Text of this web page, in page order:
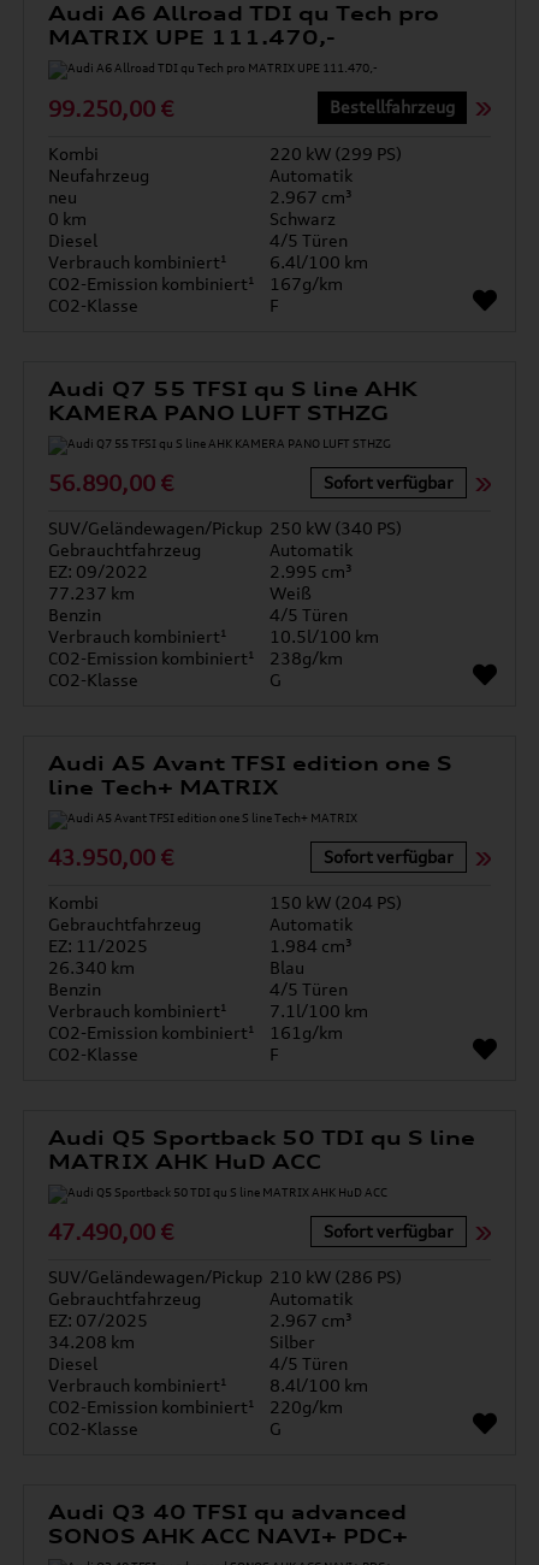
Audi A6 Allroad TDI qu Tech pro
MATRIX UPE 111.470,-
99.250,00 € Bestellfahrzeug
Kombi
220 kW (299 PS)
Neufahrzeug
Automatik
neu
2.967 cm³
0 km
Schwarz
Diesel
4/5 Türen
Verbrauch kombiniert¹
6.4l/100 km
CO2-Emission kombiniert¹
167g/km
CO2-Klasse
F
Audi Q7 55 TFSI qu S line AHK
KAMERA PANO LUFT STHZG
56.890,00 € Sofort verfügbar
SUV/Geländewagen/Pickup 250 kW (340 PS)
Gebrauchtfahrzeug
Automatik
EZ: 09/2022
2.995 cm³
77.237 km
Weiß
Benzin
4/5 Türen
Verbrauch kombiniert¹
10.5l/100 km
CO2-Emission kombiniert¹
238g/km
CO2-Klasse
G
Audi A5 Avant TFSI edition one S
line Tech+ MATRIX
43.950,00 € Sofort verfügbar
Kombi
150 kW (204 PS)
Gebrauchtfahrzeug
Automatik
EZ: 11/2025
1.984 cm³
26.340 km
Blau
Benzin
4/5 Türen
Verbrauch kombiniert¹
7.1l/100 km
CO2-Emission kombiniert¹
161g/km
CO2-Klasse
F
Audi Q5 Sportback 50 TDI qu S line
MATRIX AHK HuD ACC
47.490,00 € Sofort verfügbar
SUV/Geländewagen/Pickup 210 kW (286 PS)
Gebrauchtfahrzeug
Automatik
EZ: 07/2025
2.967 cm³
34.208 km
Silber
Diesel
4/5 Türen
Verbrauch kombiniert¹
8.4l/100 km
CO2-Emission kombiniert¹
220g/km
CO2-Klasse
G
Audi Q3 40 TFSI qu advanced
SONOS AHK ACC NAVI+ PDC+